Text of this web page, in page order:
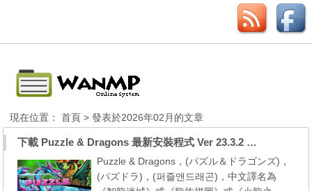
現在位置：首頁 > 發表於2026年02月的文章
下載 Puzzle & Dragons 最新安裝程式 Ver 23.3.2 日本版、港台版… (PAD Radar) (.apk) (.xapk)
Puzzle & Dragons，(パズル＆ドラゴンズ)，
(パズドラ)，(퍼즐앤드래곤)，中文譯名為